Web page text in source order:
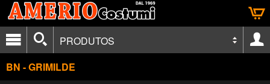
PRODUTOS
BN - GRIMILDE